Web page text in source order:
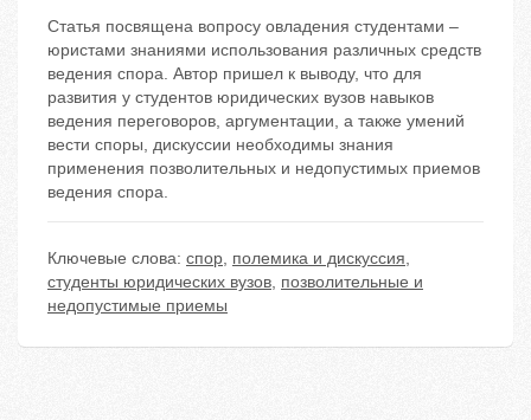
Статья посвящена вопросу овладения студентами –
юристами знаниями использования различных средств
ведения спора. Автор пришел к выводу, что для
развития у студентов юридических вузов навыков
ведения переговоров, аргументации, а также умений
вести споры, дискуссии необходимы знания
применения позволительных и недопустимых приемов
ведения спора.
Ключевые слова: спор, полемика и дискуссия,
студенты юридических вузов, позволительные и
недопустимые приемы